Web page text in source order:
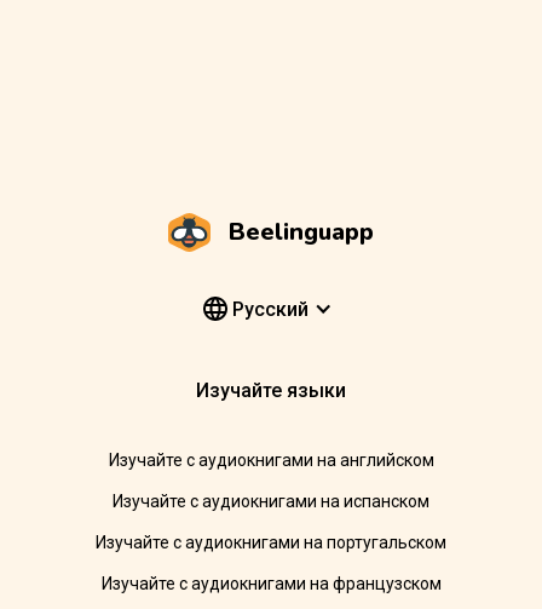
Beelinguapp
Pусский
Изучайте языки
Изучайте с аудиокнигами на английском
Изучайте с аудиокнигами на испанском
Изучайте с аудиокнигами на португальском
Изучайте с аудиокнигами на французском